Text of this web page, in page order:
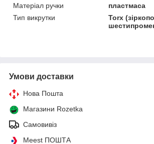
Матеріал ручки
пластмаса
Тип викрутки
Torx
Умови доставки
Нова Пошта
Магазини Rozetka
Самовивіз
Meest ПОШТА